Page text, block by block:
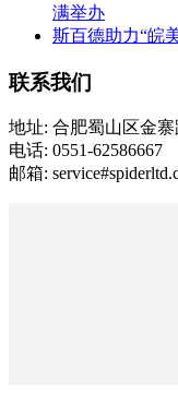
满举办
斯百德助力“皖
联系我们
地址: 合肥蜀山区金
电话: 0551-62586667
邮箱: